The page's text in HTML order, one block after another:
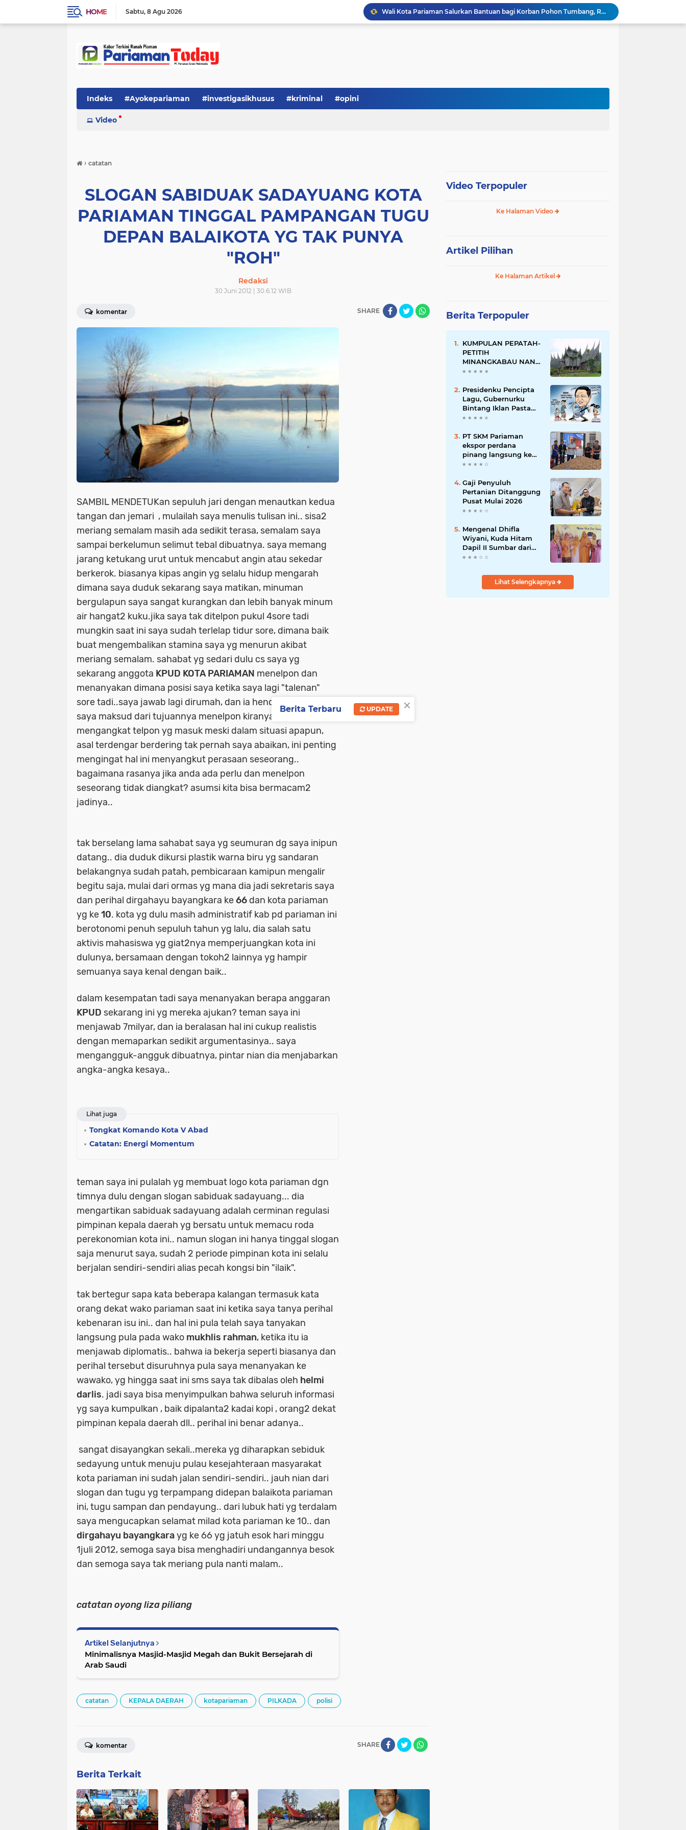
HOME Sabtu 8 Agu 2026
Wali Kota Pariaman Salurkan Bantuan bagi Korban Pohon Tumbang, Rumah Rusak Berat Akan Dibedah
Wali Kota Pariaman Ajukan Rancangan KUA-PPAS APBD 2027, Pendapatan Diproyeksikan Rp626,1 Miliar
Wali Kota Pariaman Hadiri Penguatan Relawan Pancasila, Tekankan Implementasi Nilai Pancasila dalam Pelayanan Publik
Indeks #Ayokepariaman #investigasikhusus #kriminal #opini
Video
› catatan
SLOGAN SABIDUAK SADAYUANG KOTA
PARIAMAN TINGGAL PAMPANGAN TUGU
DEPAN BALAIKOTA YG TAK PUNYA
"ROH"
Redaksi
30 Juni 2012 | 30.6.12 WIB
komentar SHARE
SAMBIL MENDETUKan sepuluh jari dengan menautkan kedua
tangan dan jemari , mulailah saya menulis tulisan ini.. sisa2
meriang semalam masih ada sedikit terasa, semalam saya
sampai berkelumun selimut tebal dibuatnya. saya memang
jarang ketukang urut untuk mencabut angin atau sekedar
berkerok. biasanya kipas angin yg selalu hidup mengarah
dimana saya duduk sekarang saya matikan, minuman
bergulapun saya sangat kurangkan dan lebih banyak minum
air hangat2 kuku.jika saya tak ditelpon pukul 4sore tadi
mungkin saat ini saya sudah terlelap tidur sore, dimana baik
buat mengembalikan stamina saya yg menurun akibat
meriang semalam. sahabat yg sedari dulu cs saya yg
sekarang anggota KPUD KOTA PARIAMAN menelpon dan
menanyakan dimana posisi saya ketika saya lagi "talenan"
sore tadi..saya jawab lagi dirumah, dan ia hendak ketempat
saya maksud dari tujuannya menelpon kiranya.. saya selalu
mengangkat telpon yg masuk meski dalam situasi apapun,
asal terdengar berdering tak pernah saya abaikan, ini penting
mengingat hal ini menyangkut perasaan seseorang..
bagaimana rasanya jika anda ada perlu dan menelpon
seseorang tidak diangkat? asumsi kita bisa bermacam2
jadinya..
tak berselang lama sahabat saya yg seumuran dg saya inipun
datang.. dia duduk dikursi plastik warna biru yg sandaran
belakangnya sudah patah, pembicaraan kamipun mengalir
begitu saja, mulai dari ormas yg mana dia jadi sekretaris saya
dan perihal dirgahayu bayangkara ke66 dan kota pariaman
yg ke10. kota yg dulu masih administratif kab pd pariaman ini
berotonomi penuh sepuluh tahun yg lalu, dia salah satu
aktivis mahasiswa yg giat2nya memperjuangkan kota ini
dulunya, bersamaan dengan tokoh2 lainnya yg hampir
semuanya saya kenal dengan baik..
dalam kesempatan tadi saya menanyakan berapa anggaran
KPUD sekarang ini yg mereka ajukan? teman saya ini
menjawab 7milyar, dan ia beralasan hal ini cukup realistis
dengan memaparkan sedikit argumentasinya.. saya
mengangguk-angguk dibuatnya, pintar nian dia menjabarkan
angka-angka kesaya..
Lihat juga
Tongkat Komando Kota V Abad
Catatan: Energi Momentum
teman saya ini pulalah yg membuat logo kota pariaman dgn
timnya dulu dengan slogan sabiduak sadayuang... dia
mengartikan sabiduak sadayuang adalah cerminan regulasi
pimpinan kepala daerah yg bersatu untuk memacu roda
perekonomian kota ini.. namun slogan ini hanya tinggal slogan
saja menurut saya, sudah 2 periode pimpinan kota ini selalu
berjalan sendiri-sendiri alias pecah kongsi bin "ilaik".
tak bertegur sapa kata beberapa kalangan termasuk kata
orang dekat wako pariaman saat ini ketika saya tanya perihal
kebenaran isu ini.. dan hal ini pula telah saya tanyakan
langsung pula pada wako mukhlis rahman, ketika itu ia
menjawab diplomatis.. bahwa ia bekerja seperti biasanya dan
perihal tersebut disuruhnya pula saya menanyakan ke
wawako, yg hingga saat ini sms saya tak dibalas oleh helmi
darlis. jadi saya bisa menyimpulkan bahwa seluruh informasi
yg saya kumpulkan , baik dipalanta2 kadai kopi , orang2 dekat
pimpinan kepala daerah dll.. perihal ini benar adanya..
sangat disayangkan sekali..mereka yg diharapkan sebiduk
sedayung untuk menuju pulau kesejahteraan masyarakat
kota pariaman ini sudah jalan sendiri-sendiri.. jauh nian dari
slogan dan tugu yg terpampang didepan balaikota pariaman
ini, tugu sampan dan pendayung.. dari lubuk hati yg terdalam
saya mengucapkan selamat milad kota pariaman ke 10.. dan
dirgahayu bayangkarayg ke 66 yg jatuh esok hari minggu
1juli 2012, semoga saya bisa menghadiri undangannya besok
dan semoga saya tak meriang pula nanti malam..
catatan oyong liza piliang
Artikel Selanjutnya
Minimalisnya Masjid-Masjid Megah dan Bukit Bersejarah di
Arab Saudi
catatan KEPALA DAERAH kotapariaman PILKADA polisi
SHARE
komentar
Berita Terkait
Video Terpopuler
Ke Halaman Video
Artikel Pilihan
Ke Halaman Artikel
Berita Terpopuler
KUMPULAN PEPATAH-
PETITIH
MINANGKABAU NAN
ELOK
Presidenku Pencipta
Lagu, Gubernurku
Bintang Iklan Pasta
Gigi
PT SKM Pariaman
ekspor perdana
pinang langsung ke
India
Gaji Penyuluh
Pertanian Ditanggung
Pusat Mulai 2026
Mengenal Dhifla
Wiyani, Kuda Hitam
Dapil II Sumbar dari
Golkar
Lihat Selengkapnya
×
Berita Terbaru UPDATE